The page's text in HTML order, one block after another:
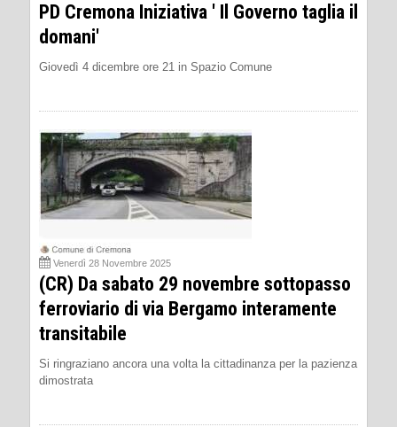
PD Cremona Iniziativa ' Il Governo taglia il
domani'
Giovedì 4 dicembre ore 21 in Spazio Comune
Venerdì 28 Novembre 2025
(CR) Da sabato 29 novembre sottopasso
ferroviario di via Bergamo interamente
transitabile
Si ringraziano ancora una volta la cittadinanza per la pazienza
dimostrata